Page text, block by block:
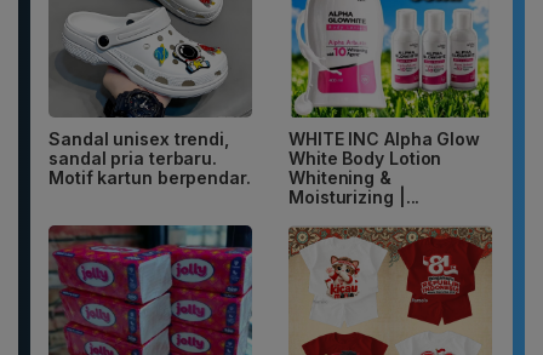
Sandal unisex trendi,
sandal pria terbaru.
Motif kartun berpendar.
WHITE INC Alpha Glow
White Body Lotion
Whitening &
Moisturizing |...